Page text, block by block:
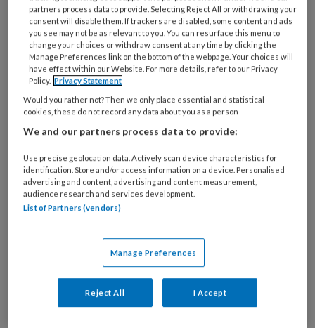
Opgeleid als orthopedagoog en werkzaam in
de jeugdzorg kwam ik in 2013 in aanraking met
School2Care, een geïntegreerd
onderwijszorgprogramma voor jongeren die
uit school dreigen te vallen en in de gesloten
jeugdzorg terecht dreigen te komen. Er ging
een wereld voor mij open. Het centraal stellen
daartoe de integratie van onderwijs en zorg op
alle niveaus, had ik niet eerder gezien. Hier
wilde ik meer van weten. Maar ook de
vele schoolwisselingen en tal van
hulpverleners, motiveerden mij om dit
onderzoek te doen. Mijn onderzoek levert
eerste empirische aanwijzingen dat
partners process data to provide. Selecting Reject All or withdrawing your
consent will disable them. If trackers are disabled, some content and ads
you see may not be as relevant to you. You can resurface this menu to
change your choices or withdraw consent at any time by clicking the
Manage Preferences link on the bottom of the webpage. Your choices will
have effect within our Website. For more details, refer to our Privacy
Policy. Privacy Statement
Would you rather not? Then we only place essential and statistical
cookies, these do not record any data about you as a person
We and our partners process data to provide:
Use precise geolocation data. Actively scan device characteristics for
identification. Store and/or access information on a device. Personalised
advertising and content, advertising and content measurement,
audience research and services development.
List of Partners (vendors)
Manage Preferences
Reject All I Accept